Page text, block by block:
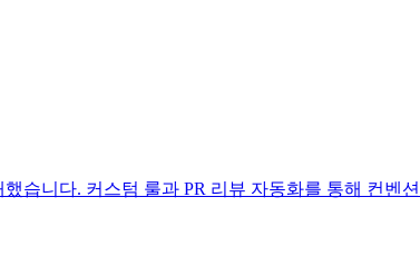
습니다. 커스텀 룰과 PR 리뷰 자동화를 통해 컨벤